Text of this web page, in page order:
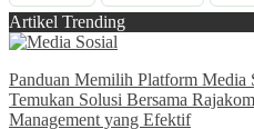
Artikel Trending
Panduan Memilih Platform Media
Temukan Solusi Bersama
Management yang Efektif